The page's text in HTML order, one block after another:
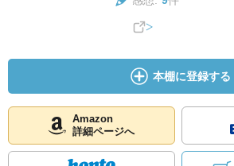
本棚に登録する
Amazon
詳細ページへ